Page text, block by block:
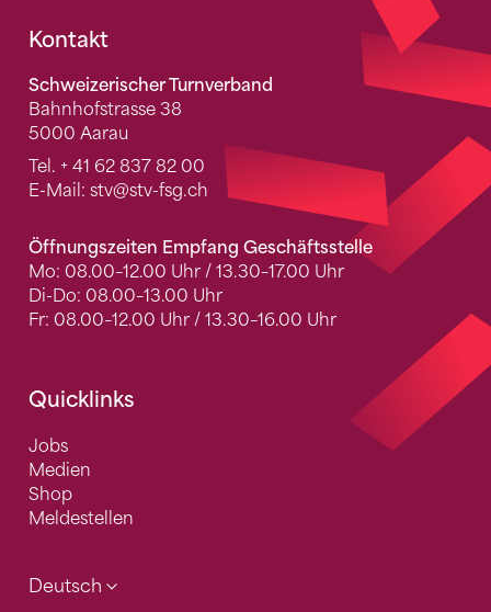
Fusszeile
Kontakt
Schweizerischer Turnverband
Bahnhofstrasse 38
5000 Aarau
Tel. + 41 62 837 82 00
E-Mail: stv@stv-fsg.ch
Öffnungszeiten Empfang Geschäftsstelle
Mo: 08.00–12.00 Uhr / 13.30–17.00 Uhr
Di-Do: 08.00–13.00 Uhr
Fr: 08.00–12.00 Uhr / 13.30–16.00 Uhr
Quicklinks
Jobs
Medien
Shop
Meldestellen
Deutsch